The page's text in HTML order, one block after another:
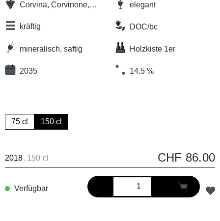
Corvina, Corvinone,
elegant
kräftig DOC/bc
mineralisch, saftig Holzkiste 1er
2035 14.5 %
75 cl 150 cl
2018, 150 cl CHF 86.00
Verfügbar